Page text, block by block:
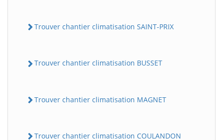
Trouver chantier climatisation SAINT-PRIX
Trouver chantier climatisation BUSSET
Trouver chantier climatisation MAGNET
Trouver chantier climatisation COULANDON